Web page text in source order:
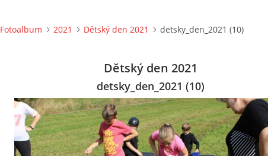
Fotoalbum 2021 Dětský den 2021 detsky_den_2021 (10)
Dětský den 2021
detsky_den_2021 (10)